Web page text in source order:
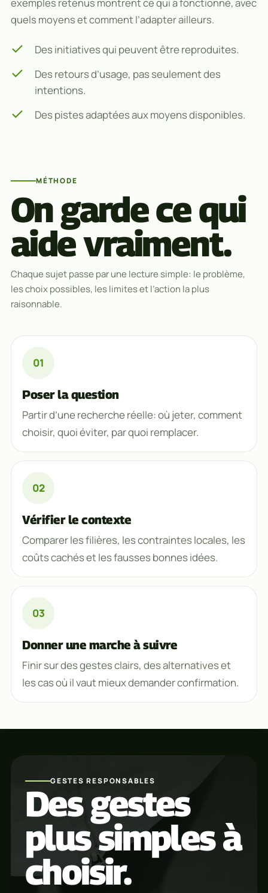
quels moyens et comment l’adapter ailleurs.
Des initiatives qui peuvent être reproduites.
Des retours d’usage, pas seulement des
intentions.
Des pistes adaptées aux moyens disponibles.
MÉTHODE
On garde ce qui
aide vraiment.
Chaque sujet passe par une lecture simple: le problème,
les choix possibles, les limites et l’action la plus
raisonnable.
Poser la question
Partir d’une recherche réelle: où jeter, comment
choisir, quoi éviter, par quoi remplacer.
Vérifier le contexte
Comparer les filières, les contraintes locales, les
coûts cachés et les fausses bonnes idées.
Donner une marche à suivre
Finir sur des gestes clairs, des alternatives et
les cas où il vaut mieux demander confirmation.
GESTES RESPONSABLES
Des gestes
plus simples à
choisir.